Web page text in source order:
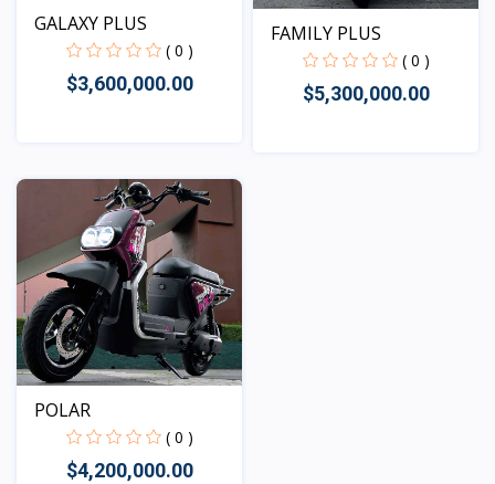
GALAXY PLUS
( 0 )
$3,600,000.00
FAMILY PLUS
( 0 )
$5,300,000.00
POLAR
( 0 )
$4,200,000.00